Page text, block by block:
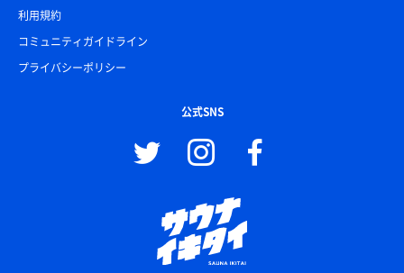
利用規約
コミュニティガイドライン
プライバシーポリシー
公式SNS